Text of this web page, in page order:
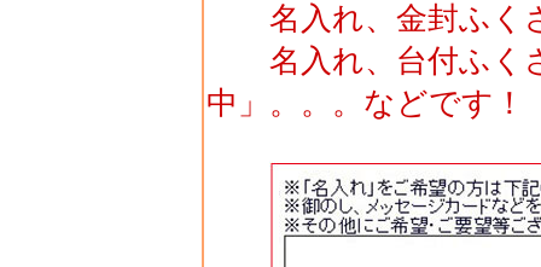
名入れ、金封ふく
名入れ、台付ふく
中」。。。などです！